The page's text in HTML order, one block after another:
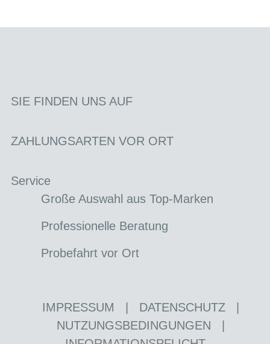
SIE FINDEN UNS AUF
ZAHLUNGSARTEN VOR ORT
Service
Große Auswahl aus Top-Marken
Professionelle Beratung
Probefahrt vor Ort
IMPRESSUM DATENSCHUTZ
NUTZUNGSBEDINGUNGEN